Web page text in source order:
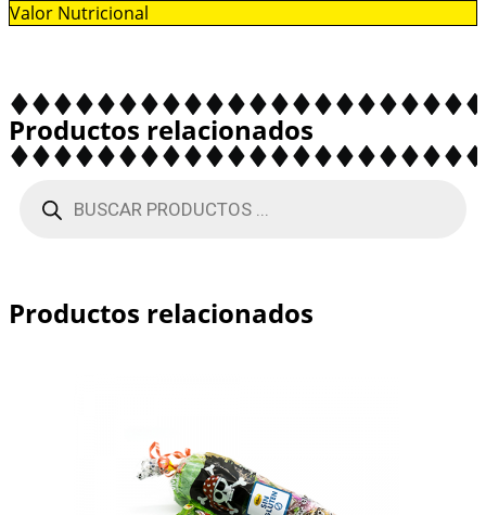
Valor Nutricional
Productos relacionados
Productos relacionados